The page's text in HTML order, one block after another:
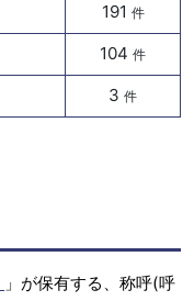
191 件
104 件
3 件
」が保有する、称呼(呼